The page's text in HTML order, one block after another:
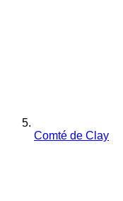
Comté de Clay